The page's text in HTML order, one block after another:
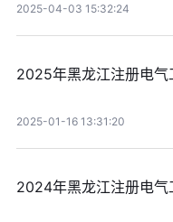
2025-04-03 15:32:24
2025年黑龙江注册电气
2025-01-16 13:31:20
2024年黑龙江注册电气